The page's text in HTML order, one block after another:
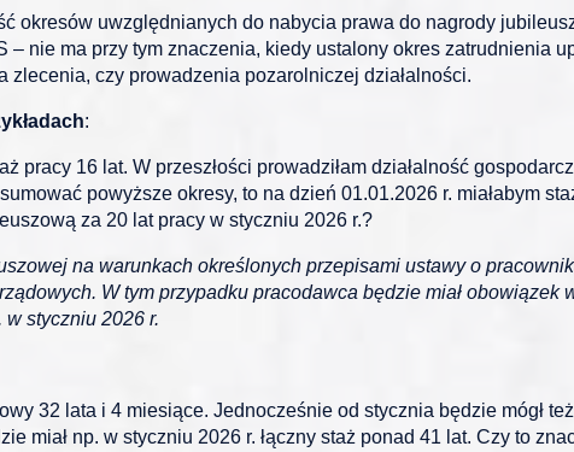
okresów uwzględnianych do nabycia prawa do nagrody
nie ma przy tym znaczenia, kiedy ustalony okres zatrudnienia
czy prowadzenia pozarolniczej działalności.
:
16 lat. W przeszłości prowadziłam działalność
powyższe okresy, to na dzień 01.01.2026 r. miałabym
za 20 lat pracy w styczniu 2026 r.?
na warunkach określonych przepisami ustawy o
W tym przypadku pracodawca będzie miał obowiązek
styczniu 2026 r.
32 lata i 4 miesiące. Jednocześnie od stycznia będzie mógł
miał np. w styczniu 2026 r. łączny staż ponad 41 lat. Czy to